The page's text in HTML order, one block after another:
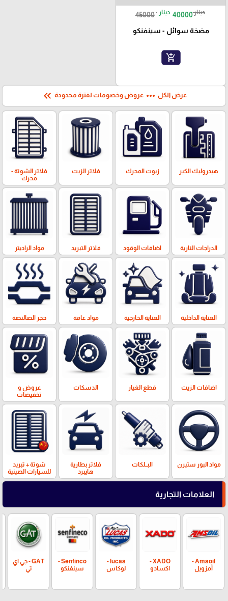
45000 دينار40000 دينار
مضخة سوائل - سينفنكو
add_shopping_cart
عرض الكل more_horiz عروض وخصومات لفترة محدودة keyboard_double_arrow_left
هيدروليك الكير زيوت المحرك فلاتر الزيت
فلاتر الشوتة -
محرك
الدراجات النارية اضافات الوقود فلاتر التبريد مواد الراديتر
العناية الداخلية العناية الخارجية مواد عامة حجر الصالنصة
اضافات الزيت قطع الغيار الدسكات
عروض و
تخفيضات
مواد البور ستيرن البــلكات
فلاتر بطارية
هايبرد
شوتة + تبريد
للسيارات الصينية
العلامات التجارية
Amsoil -
أمزويل
XADO -
اكسادو
lucas -
لوكاس
Senfinco -
سينفنكو
GAT - جي اي
تي